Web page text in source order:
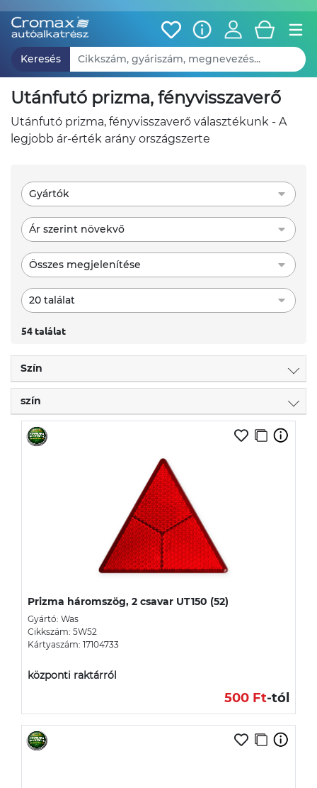
Keresés
utánfutó prizma, fényvisszaverő
utánfutó prizma, fényvisszaverő választékunk - A
legjobb ár-érték arány országszerte
Gyártók
Ár szerint növekvő
Összes megjelenítése
20 találat
54 találat
Szín
szín
Prizma háromszög, 2 csavar UT150 (52)
Gyártó: Was
Cikkszám: 5W52
Kártyaszám: 17104733
központi raktárról
500 Ft-tól